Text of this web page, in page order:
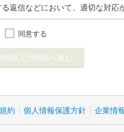
信などにおいて、適切な対応
同意する
約 個人情報保護方針 企業情